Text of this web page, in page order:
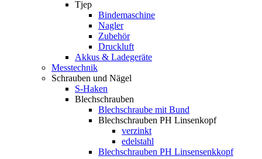
Tjep
Bindemaschine
Nagler
Zubehör
Druckluft
Akkus & Ladegeräte
Messtechnik
Schrauben und Nägel
S-Haken
Blechschrauben
Blechschraube mit Bund
Blechschrauben PH Linsenkopf
verzinkt
edelstahl
Blechschrauben PH Linsensenkkopf